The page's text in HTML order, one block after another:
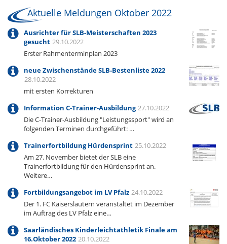
Aktuelle Meldungen Oktober 2022
Ausrichter für SLB-Meisterschaften 2023
gesucht 29.10.2022
Erster Rahmenterminplan 2023
neue Zwischenstände SLB-Bestenliste 2022
28.10.2022
mit ersten Korrekturen
Information C-Trainer-Ausbildung 27.10.2022
Die C-Trainer-Ausbildung "Leistungssport" wird an
folgenden Terminen durchgeführt: …
Trainerfortbildung Hürdensprint 25.10.2022
Am 27. November bietet der SLB eine
Trainerfortbildung für den Hürdensprint an.
Weitere…
Fortbildungsangebot im LV Pfalz 24.10.2022
Der 1. FC Kaiserslautern veranstaltet im Dezember
im Auftrag des LV Pfalz eine…
Saarländisches Kinderleichtathletik Finale am
16.Oktober 2022 20.10.2022